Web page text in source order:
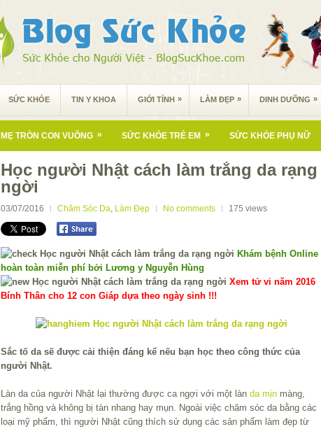
SỨC KHỎE TIN Y KHOA GIỚI TÍNH » LÀM ĐẸP » DINH DƯỠNG »
MẸ TRÒN CON VUÔNG » SỨC KHỎE TRẺ EM » SỨC KHỎE PHỤ NỮ
Học người Nhật cách làm trắng da rạng
ngời
03/07/2016 Chăm Sóc Da, Làm Đẹp No comments 175 views
Khám bệnh Online
hoàn toàn miễn phí bởi Lương y Nguyễn Hùng
Xem tử vi năm 2016
Bính Thân cho 12 con Giáp dựa theo ngày sinh !!!
Sắc tố da sẽ được cải thiện đáng kể nếu bạn học theo công thức của
người Nhật.
Làn da của người Nhật lại thường được ca ngợi với một làn da mịn màng,
trắng hồng và không bị tàn nhang hay mụn. Ngoài việc chăm sóc da bằng các
loại mỹ phẩm, thì người Nhật cũng thích sử dụng các sản phẩm làm đẹp từ